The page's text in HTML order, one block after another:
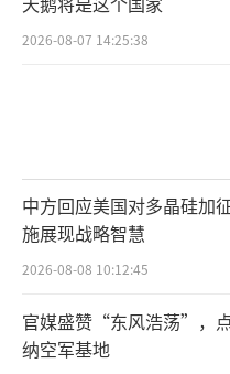
2026-08-07 14:25:38
中方回应美国对多晶硅加
施展现战略智慧
2026-08-08 10:12:45
官媒盛赞“东风浩荡”，
纳空军基地